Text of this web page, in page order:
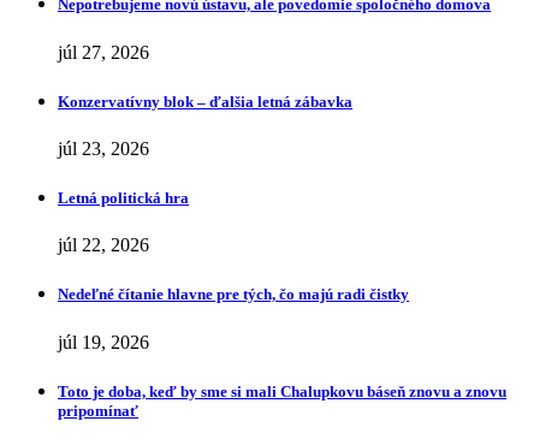
Nepotrebujeme novú ústavu, ale povedomie spoločného domova
júl 27, 2026
Konzervatívny blok – ďalšia letná zábavka
júl 23, 2026
Letná politická hra
júl 22, 2026
Nedeľné čítanie hlavne pre tých, čo majú radi čistky
júl 19, 2026
Toto je doba, keď by sme si mali Chalupkovu báseň znovu a znovu
pripomínať